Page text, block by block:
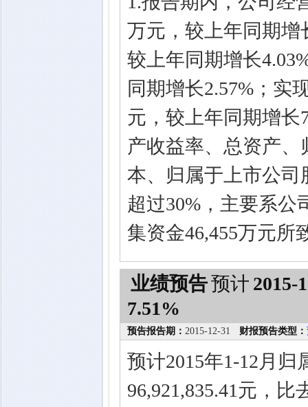
万元，较上年同期增
较上年同期增长
同期增长2.57%；实
元，较上年同期增长
产收益率、总资产
本、归属于上市公
超过30%，主要系
集资金46,455万元所
业绩预告预计 2015-
7.51%
预告报告期： 2015-12-31 财报预告类型：
预计2015年1-12月
96,921,835.41元，